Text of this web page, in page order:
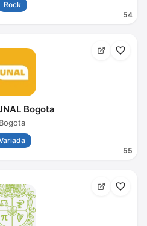
54
Rock
55
Bogota
Bogota